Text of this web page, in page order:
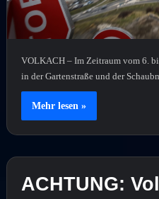
VOLKACH – Im Zeitraum vom 6.
in der Gartenstraße und der
Mehr lesen »
ACHTUNG: